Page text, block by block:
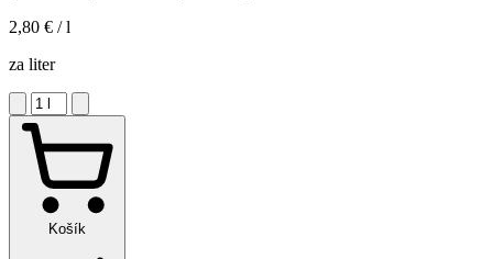
2,80 € / l
za liter
Košík